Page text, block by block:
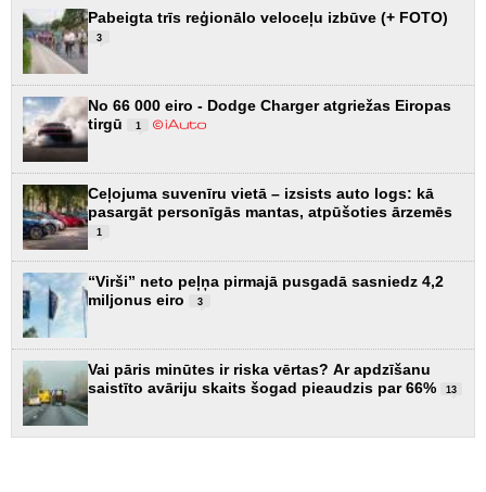
Pabeigta trīs reģionālo veloceļu izbūve (+ FOTO)
3
No 66 000 eiro - Dodge Charger atgriežas Eiropas
tirgū
1
Ceļojuma suvenīru vietā – izsists auto logs: kā
pasargāt personīgās mantas, atpūšoties ārzemēs
1
“Virši” neto peļņa pirmajā pusgadā sasniedz 4,2
miljonus eiro
3
Vai pāris minūtes ir riska vērtas? Ar apdzīšanu
saistīto avāriju skaits šogad pieaudzis par 66%
13